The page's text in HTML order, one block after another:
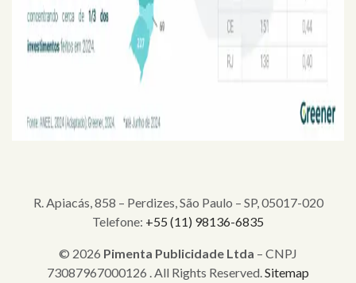
R. Apiacás, 858 – Perdizes, São Paulo – SP, 05017-020
Telefone: +55 (11) 98136-6835
© 2026 Pimenta Publicidade Ltda – CNPJ
73087967000126 . All Rights Reserved. Sitemap